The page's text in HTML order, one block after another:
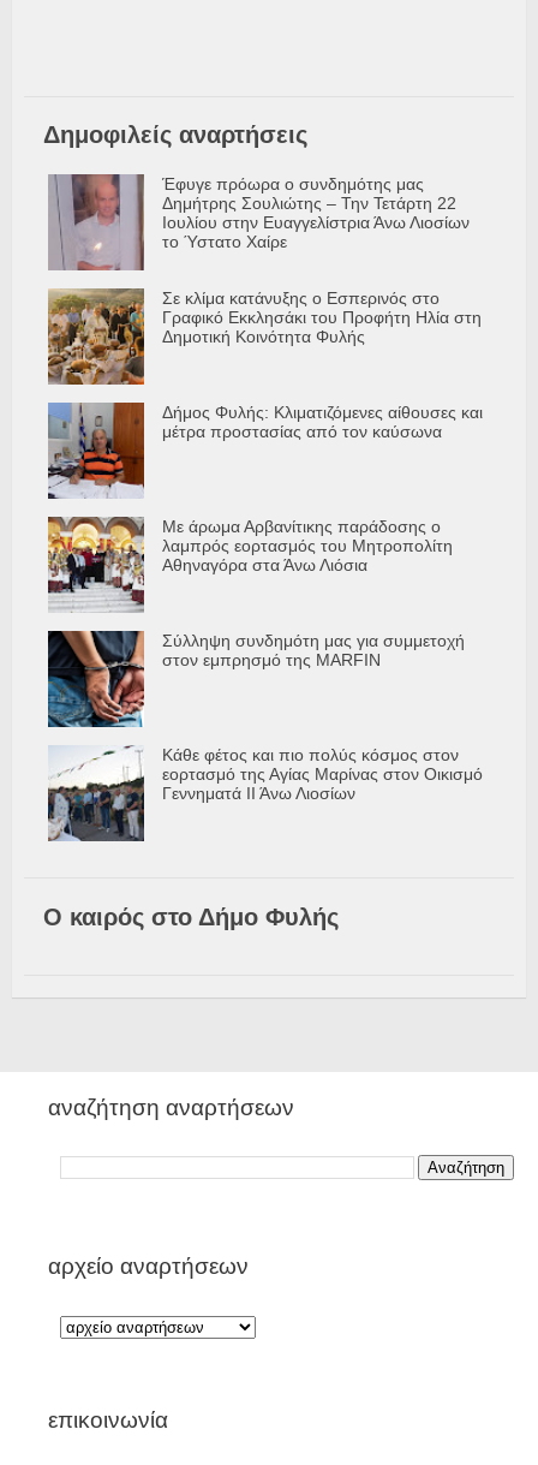
Δημοφιλείς αναρτήσεις
Έφυγε πρόωρα ο συνδημότης μας
Δημήτρης Σουλιώτης – Την Τετάρτη 22
Ιουλίου στην Ευαγγελίστρια Άνω Λιοσίων
το Ύστατο Χαίρε
Σε κλίμα κατάνυξης ο Εσπερινός στο
Γραφικό Εκκλησάκι του Προφήτη Ηλία στη
Δημοτική Κοινότητα Φυλής
Δήμος Φυλής: Κλιματιζόμενες αίθουσες και
μέτρα προστασίας από τον καύσωνα
Με άρωμα Αρβανίτικης παράδοσης ο
λαμπρός εορτασμός του Μητροπολίτη
Αθηναγόρα στα Άνω Λιόσια
Σύλληψη συνδημότη μας για συμμετοχή
στον εμπρησμό της MARFIN
Κάθε φέτος και πιο πολύς κόσμος στον
εορτασμό της Αγίας Μαρίνας στον Οικισμό
Γεννηματά ΙΙ Άνω Λιοσίων
Ο καιρός στο Δήμο Φυλής
αναζήτηση αναρτήσεων
αρχείο αναρτήσεων
επικοινωνία